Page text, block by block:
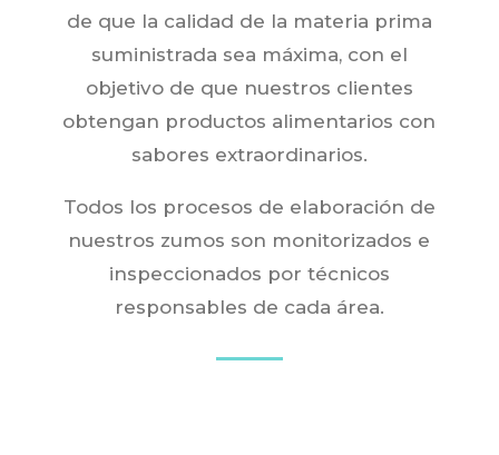
de que la calidad de la materia prima
suministrada sea máxima, con el
objetivo de que nuestros clientes
obtengan productos alimentarios con
sabores extraordinarios.
Todos los procesos de elaboración de
nuestros zumos son monitorizados e
inspeccionados por técnicos
responsables de cada área.